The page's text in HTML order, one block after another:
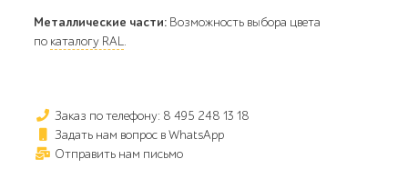
Металлические части: Возможность выбора цвета
по каталогу RAL.
Заказ по телефону: 8 495 248 13 18
Задать нам вопрос в WhatsApp
Отправить нам письмо